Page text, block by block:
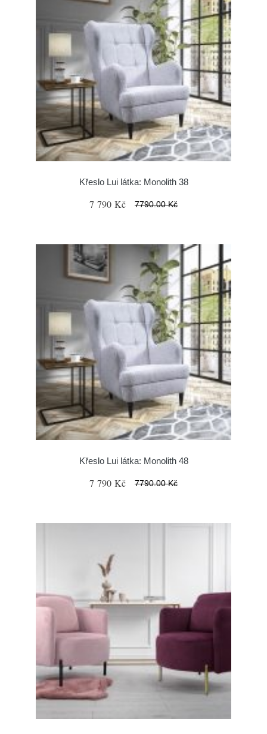
Křeslo Lui látka: Monolith 38
7 790 Kč 7790.00 Kč
Křeslo Lui látka: Monolith 48
7 790 Kč 7790.00 Kč